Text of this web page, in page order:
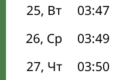
25, Вт
03:47
26, Ср
03:49
27, Чт
03:50